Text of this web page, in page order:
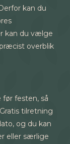
kan du
kan du vælge
overblik
festen, så
tilretning
og du kan
eller særlige